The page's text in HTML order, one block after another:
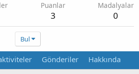
Puanlar
3
Madalyalar
0
Bul
Gönderiler Hakkında